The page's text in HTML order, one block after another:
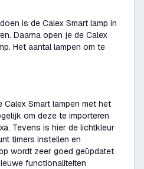
is de Calex Smart lamp in
Daarna open je de Calex
Het aantal lampen om te
Smart lampen met het
om deze te importeren
Tevens is hier de lichtkleur
timers instellen en
wordt zeer goed geüpdatet
functionaliteiten